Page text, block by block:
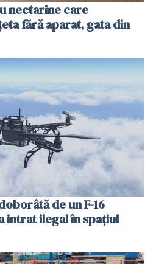
nectarine care
fără aparat, gata din
de un F-16
intrat ilegal în spațiul